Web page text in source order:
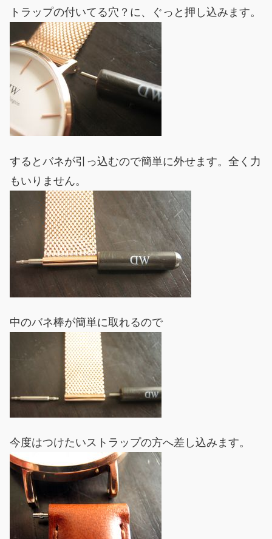
トラップの付いてる穴？に、ぐっと押し込みます。
するとバネが引っ込むので簡単に外せます。全く力
もいりません。
中のバネ棒が簡単に取れるので
今度はつけたいストラップの方へ差し込みます。